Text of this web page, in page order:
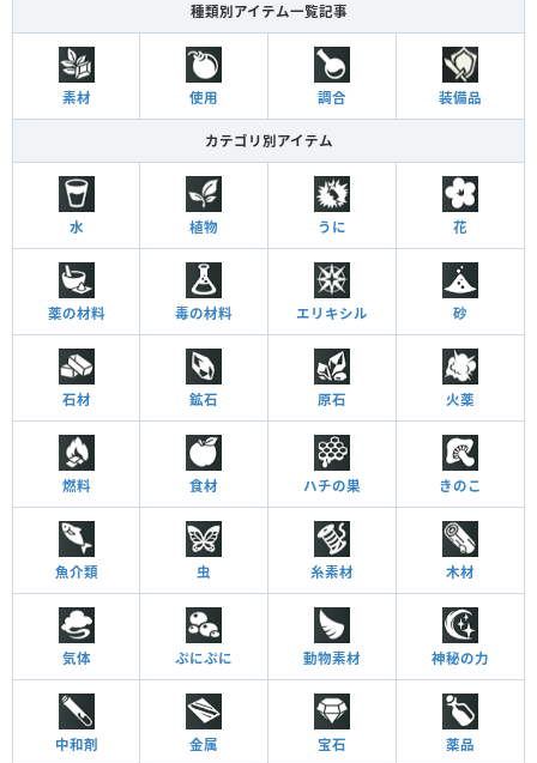
種類別アイテム一覧記事
素材 使用 調合 装備品
カテゴリ別アイテム
水 植物 うに 花
薬の材料 毒の材料 エリキシル 砂
石材 鉱石 原石 火薬
燃料 食材 ハチの巣 きのこ
魚介類 虫 糸素材 木材
気体 ぷにぷに 動物素材 神秘の力
中和剤 金属 宝石 薬品